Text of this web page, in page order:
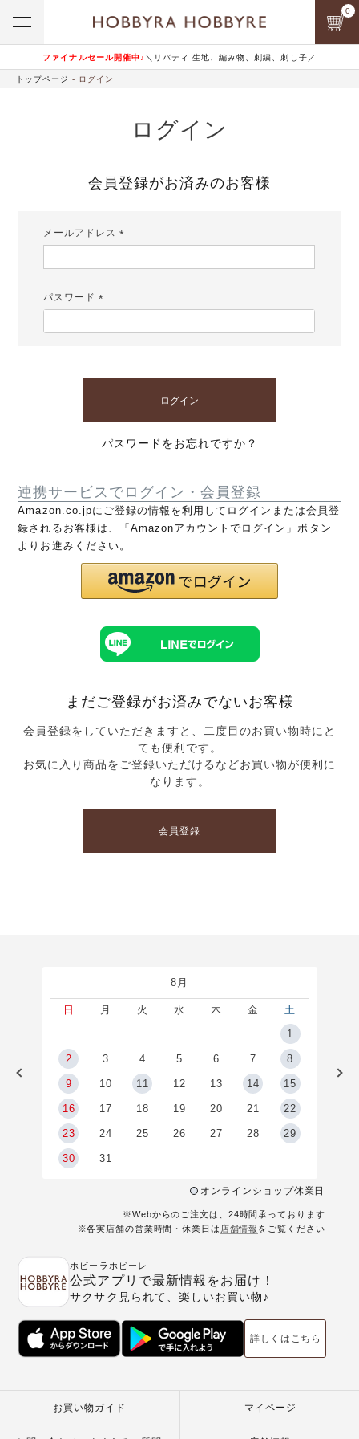
ファイナルセール開催中♪ ＼リバティ 生地、編み物、刺繍、刺し子／
0
トップページ ログイン
ログイン
会員登録がお済みのお客様
メールアドレス
パスワード
ログイン
パスワードをお忘れですか？
連携サービスでログイン・会員登録
Amazon.co.jpにご登録の情報を利用してログインまたは会員登
録されるお客様は、「Amazonアカウントでログイン」ボタン
よりお進みください。
まだご登録がお済みでないお客様
会員登録をしていただきますと、二度目のお買い物時にと
ても便利です。
お気に入り商品をご登録いただけるなどお買い物が便利に
なります。
会員登録
8月
日 月 火 水 木 金
土
1
2 3 4 5 6 7 8
9 10 11 12 13 14 15
16 17 18 19 20 21 22
23 24 25 26 27 28 29
30 31
オンラインショップ休業日
※Webからのご注文は、24時間承っております
※各実店舗の営業時間・休業日は 店舗情報 をご覧ください
ホビーラホビーレ
公式アプリで最新情報をお届け！
サクサク見られて、楽しいお買い物♪
詳しくはこちら
お買い物ガイド マイページ